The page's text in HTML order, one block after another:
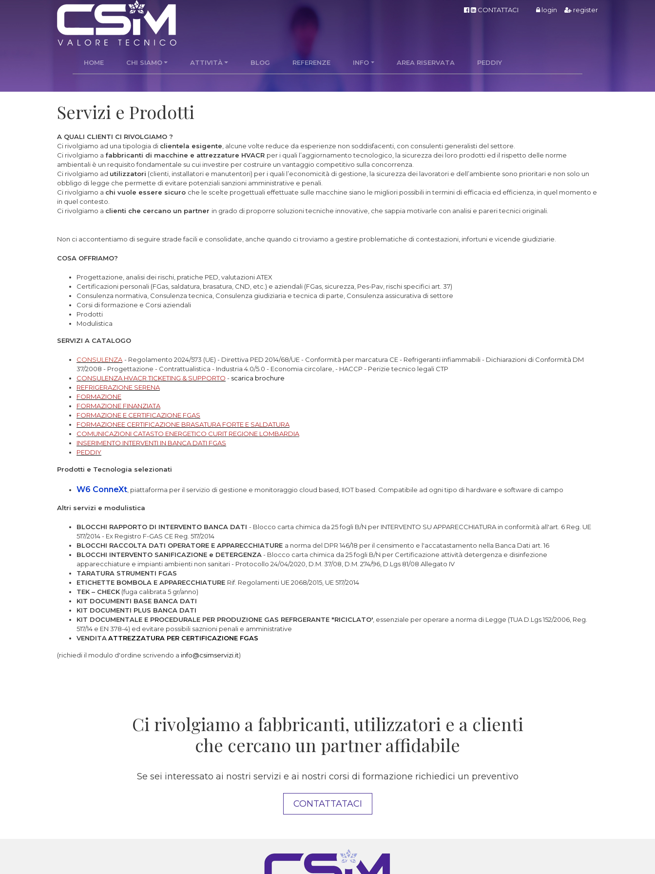
CONTATTACI login register
HOME CHI SIAMO ATTIVITÀ BLOG REFERENZE INFO AREA RISERVATA PEDDIY
Servizi e Prodotti
A QUALI CLIENTI CI RIVOLGIAMO ?
Ci rivolgiamo ad una tipologia di clientela esigente , alcune volte reduce da esperienze non soddisfacenti, con consulenti generalisti del settore.
Ci rivolgiamo a fabbricanti di macchine e attrezzature HVACR per i quali l’aggiornamento tecnologico, la sicurezza dei loro prodotti ed il rispetto delle norme
ambientali è un requisito fondamentale su cui investire per costruire un vantaggio competitivo sulla concorrenza.
Ci rivolgiamo ad utilizzatori (clienti, installatori e manutentori) per i quali l’economicità di gestione, la sicurezza dei lavoratori e dell’ambiente sono prioritari e non solo un
obbligo di legge che permette di evitare potenziali sanzioni amministrative e penali.
Ci rivolgiamo a chi vuole essere sicuro che le scelte progettuali effettuate sulle macchine siano le migliori possibili in termini di efficacia ed efficienza, in quel momento e
in quel contesto.
Ci rivolgiamo a clienti che cercano un partner in grado di proporre soluzioni tecniche innovative, che sappia motivarle con analisi e pareri tecnici originali.
Non ci accontentiamo di seguire strade facili e consolidate, anche quando ci troviamo a gestire problematiche di contestazioni, infortuni e vicende giudiziarie.
COSA OFFRIAMO?
Progettazione, analisi dei rischi, pratiche PED, valutazioni ATEX
Certificazioni personali (FGas, saldatura, brasatura, CND, etc.) e aziendali (FGas, sicurezza, Pes-Pav, rischi specifici art. 37)
Consulenza normativa, Consulenza tecnica, Consulenza giudiziaria e tecnica di parte, Consulenza assicurativa di settore
Corsi di formazione e Corsi aziendali
Prodotti
Modulistica
SERVIZI A CATALOGO
CONSULENZA - Regolamento 2024/573 (UE) - Direttiva PED 2014/68/UE - Conformità per marcatura CE - Refrigeranti infiammabili - Dichiarazioni di Conformità DM
37/2008 - Progettazione - Contrattualistica - Industria 4.0/5.0 - Economia circolare, - HACCP - Perizie tecnico legali CTP
CONSULENZA HVACR TICKETING & SUPPORTO - scarica brochure
REFRIGERAZIONE SERENA
FORMAZIONE
FORMAZIONE FINANZIATA
FORMAZIONE E CERTIFICAZIONE FGAS
FORMAZIONEE CERTIFICAZIONE BRASATURA FORTE E SALDATURA
COMUNICAZIONI CATASTO ENERGETICO CURIT REGIONE LOMBARDIA
INSERIMENTO INTERVENTI IN BANCA DATI FGAS
PEDDIY
Prodotti e Tecnologia selezionati
W6 ConneXt , piattaforma per il servizio di gestione e monitoraggio cloud based, IIOT based. Compatibile ad ogni tipo di hardware e software di campo
Altri servizi e modulistica
BLOCCHI RAPPORTO DI INTERVENTO BANCA DATI - Blocco carta chimica da 25 fogli B/N per INTERVENTO SU APPARECCHIATURA in conformità all'art. 6 Reg. UE
517/2014 - Ex Registro F-GAS CE Reg. 517/2014
BLOCCHI RACCOLTA DATI OPERATORE E APPARECCHIATURE a norma del DPR 146/18 per il censimento e l'accatastamento nella Banca Dati art. 16
BLOCCHI INTERVENTO SANIFICAZIONE e DETERGENZA- Blocco carta chimica da 25 fogli B/N per Certificazione attività detergenza e disinfezione
apparecchiature e impianti ambienti non sanitari - Protocollo 24/04/2020, D.M. 37/08, D.M. 274/96, D.Lgs 81/08 Allegato IV
TARATURA STRUMENTI FGAS
ETICHETTE BOMBOLA E APPARECCHIATURE Rif. Regolamenti UE 2068/2015, UE 517/2014
TEK – CHECK (fuga calibrata 5 gr/anno)
KIT DOCUMENTI BASE BANCA DATI
KIT DOCUMENTI PLUS BANCA DATI
KIT DOCUMENTALE E PROCEDURALE PER PRODUZIONE GAS REFRGERANTE "RICICLATO' , essenziale per operare a norma di Legge (TUA D.Lgs 152/2006, Reg.
517/14 e EN 378-4) ed evitare possibili saznioni penali e amministrative
VENDITAATTREZZATURA PER CERTIFICAZIONE FGAS
(richiedi il modulo d'ordine scrivendo a info@csimservizi.it)
Ci rivolgiamo a fabbricanti, utilizzatori e a clienti
che cercano un partner affidabile
Se sei interessato ai nostri servizi e ai nostri corsi di formazione richiedici un preventivo
CONTATTATACI